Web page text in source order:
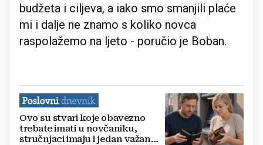
budžeta i ciljeva, a iako smo smanjili plaće
mi i dalje ne znamo s koliko novca
raspolažemo na ljeto - poručio je Boban.
Ovo su stvari koje obavezno
trebate imati u novčaniku,
stručnjaci imaju i jedan važan